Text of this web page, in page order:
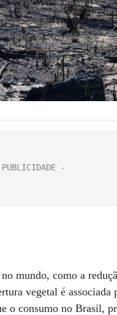
mundo, como a
vegetal é
o consumo no Brasil,